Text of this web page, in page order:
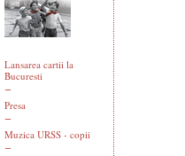
Lansarea cartii la
Bucuresti
Presa
Muzica URSS - copii